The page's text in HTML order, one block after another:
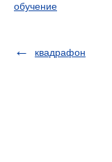
обучение
квадрафон